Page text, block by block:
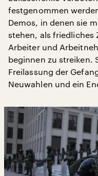
festgenommen
Demos, in denen sie
stehen, als friedliches
Arbeiter und
beginnen zu streiken.
Freilassung der
Neuwahlen und ein